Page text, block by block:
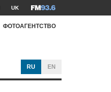
UK
ФОТОАГЕНТСТВО
RU EN